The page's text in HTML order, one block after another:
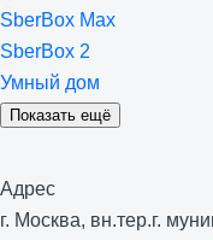
SberBox Max
SberBox 2
Умный дом
Показать ещё
Адрес
г. Москва, вн.тер.г.